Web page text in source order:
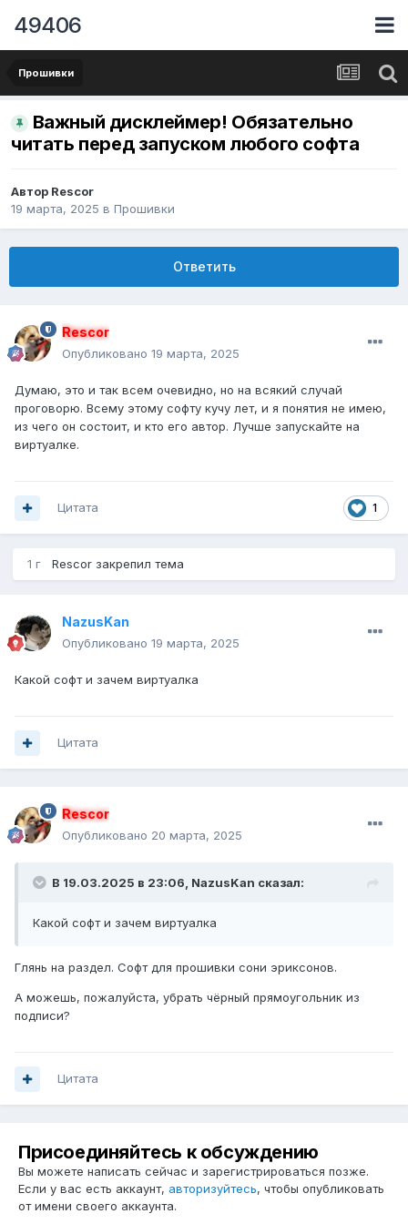
49406
Прошивки
Важный дисклеймер! Обязательно
читать перед запуском любого софта
Автор Rescor
19 марта, 2025 в Прошивки
Ответить
Rescor
Опубликовано 19 марта, 2025
Думаю, это и так всем очевидно, но на всякий случай
проговорю. Всему этому софту кучу лет, и я понятия не имею,
из чего он состоит, и кто его автор. Лучше запускайте на
виртуалке.
1
Цитата
1 г Rescor закрепил тема
NazusKan
Опубликовано 19 марта, 2025
Какой софт и зачем виртуалка
Цитата
Rescor
Опубликовано 20 марта, 2025
В 19.03.2025 в 23:06, NazusKan сказал:
Какой софт и зачем виртуалка
Глянь на раздел. Софт для прошивки сони эриксонов.
А можешь, пожалуйста, убрать чёрный прямоугольник из
подписи?
Цитата
Присоединяйтесь к обсуждению
Вы можете написать сейчас и зарегистрироваться позже.
Если у вас есть аккаунт, авторизуйтесь, чтобы опубликовать
от имени своего аккаунта.